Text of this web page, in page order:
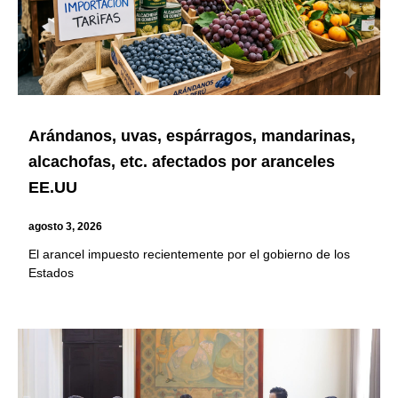
Arándanos, uvas, espárragos, mandarinas,
alcachofas, etc. afectados por aranceles
EE.UU
agosto 3, 2026
El arancel impuesto recientemente por el gobierno de los
Estados